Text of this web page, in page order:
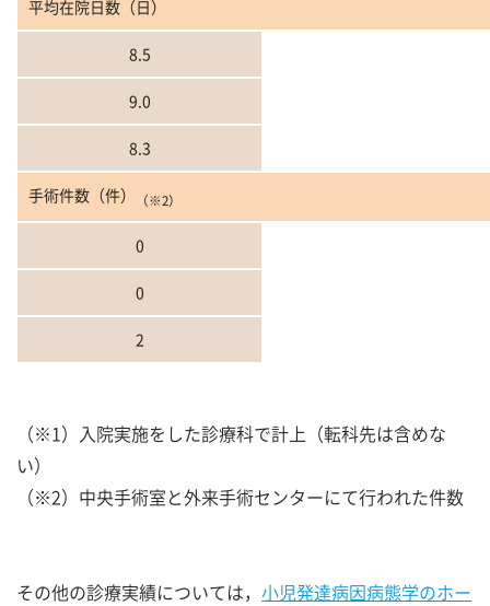
平均在院日数（日）
8.5
9.0
8.3
手術件数（件） （※2）
0
0
2
（※1）入院実施をした診療科で計上（転科先は含めな
い）
（※2）中央手術室と外来手術センターにて行われた件数
その他の診療実績については， 小児発達病因病態学のホー